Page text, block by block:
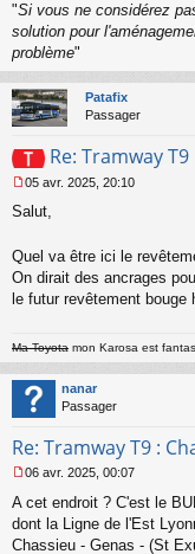
n
o
l
u
"Si vous ne considérez
solution pour
problème"
Patafix
Passager
Re: Tramway
e
a
g
e
n
l
u
05 avr. 2025, 20:10
Salut,
Quel va être ici le
On dirait des ancrages
le futur revêtement
Ma Toyota mon Karosa est
nanar
Passager
Re: Tramway T9 :
e
s
s
06 avr. 2025, 00:07
A cet endroit ? C'est le
dont la Ligne de l'Est
Chassieu - Genas - (St